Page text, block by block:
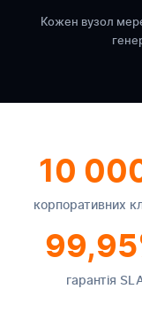
Кожен вузол
10
корпоративних
гарантія